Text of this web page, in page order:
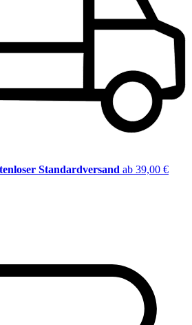
Standardversand ab 39,00 €